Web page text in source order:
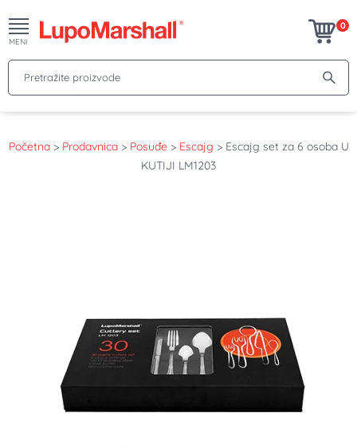
MENI
0
Pretražite proizvode
Početna > Prodavnica > Posuđe > Escajg > Escajg set za 6 osoba U
KUTIJI LM1203